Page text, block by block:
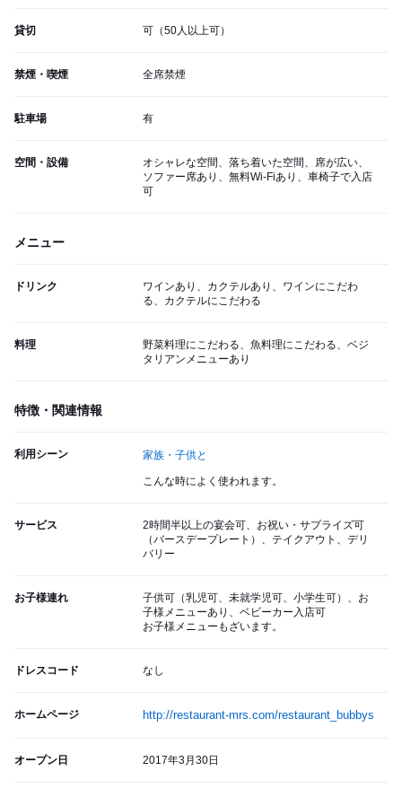
貸切 可（50人以上可）
禁煙・喫煙 全席禁煙
駐車場 有
空間・設備
オシャレな空間、落ち着いた空間、席が広い、
ソファー席あり、無料Wi-Fiあり、車椅子で入店
可
メニュー
ドリンク
ワインあり、カクテルあり、ワインにこだわ
る、カクテルにこだわる
料理
野菜料理にこだわる、魚料理にこだわる、ベジ
タリアンメニューあり
特徴・関連情報
利用シーン 家族・子供と
こんな時によく使われます。
サービス
2時間半以上の宴会可、お祝い・サプライズ可
（バースデープレート）、テイクアウト、デリ
バリー
お子様連れ
子供可（乳児可、未就学児可、小学生可）、お
子様メニューあり、ベビーカー入店可
お子様メニューもざいます。
ドレスコード なし
ホームページ http://restaurant-mrs.com/restaurant_bubbys
オープン日 2017年3月30日